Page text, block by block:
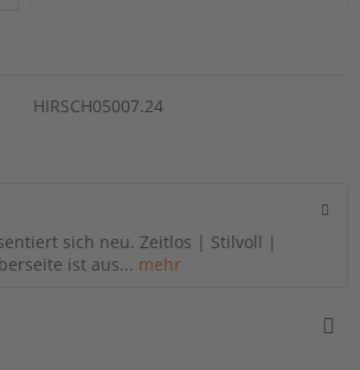
HIRSCH05007.24
sich neu. Zeitlos | Stilvoll |
ist aus... mehr